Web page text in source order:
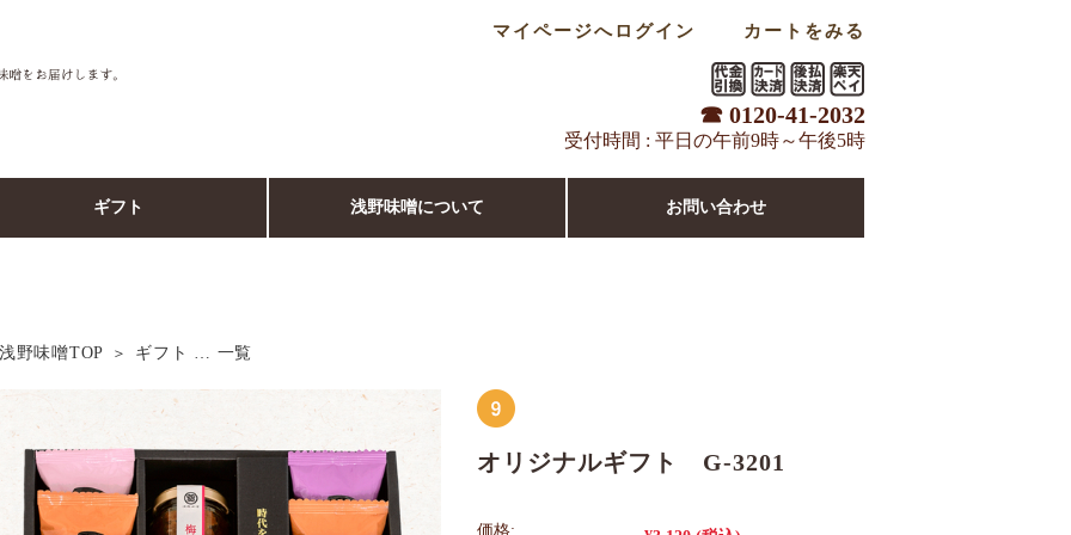
マイページへログイン カートをみる
☎ 0120-41-2032
受付時間 : 平日の午前9時～午後5時
ギフト 浅野味噌について お問い合わせ
浅野味噌TOP ギフト … 一覧
オリジナルギフト G-3201
価格: